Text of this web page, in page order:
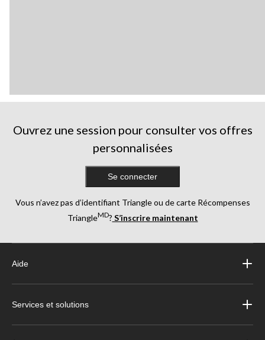
Ouvrez une session pour consulter vos offres
personnalisées
Se connecter
Vous n’avez pas d’identifiant Triangle ou de carte Récompenses
TriangleMD? S’inscrire maintenant
Aide
Services et solutions